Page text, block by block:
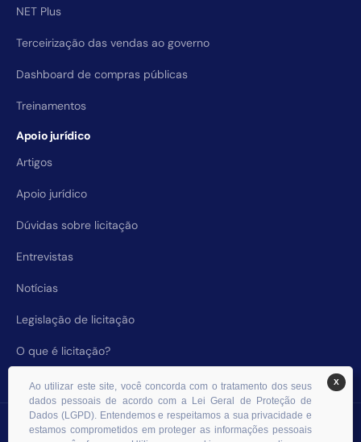
NET Plus
Terceirização das vendas ao governo
Dashboard de compras públicas
Treinamentos
Apoio jurídico
Artigos
Apoio jurídico
Dúvidas sobre licitação
Entrevistas
Notícias
Legislação de licitação
O que é licitação?
© 2026 RHS Licitações. Todos os direitos reservados.
X
Ao utilizar este site, você concorda com o tratamento dos seus
dados pessoais de acordo com a Lei Geral de Proteção de
Dados (LGPD). Entendemos e respeitamos a sua privacidade e
estamos comprometidos em proteger as informações pessoais